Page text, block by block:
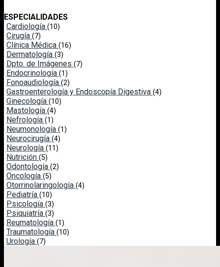
ESPECIALIDADES
Cardiología (10)
Cirugía (7)
Clínica Médica (16)
Dermatología (3)
Dpto. de Imágenes (7)
Endocrinología (1)
Fonoaudiología (2)
Gastroenterología y Endoscopía Digestiva (4)
Ginecología (10)
Mastología (4)
Nefrología (1)
Neumonología (1)
Neurocirugía (4)
Neurología (11)
Nutrición (5)
Odontología (2)
Oncología (5)
Otorrinolaringología (4)
Pediatría (10)
Psicología (3)
Psiquiatría (3)
Reumatología (1)
Traumatología (10)
Urología (7)